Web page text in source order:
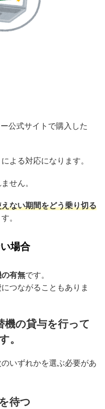
公式サイトで購入した
よる対応になります。
せん。
ない期間をどう乗り切る
。
場合
有無です。
つながることもありま
機の貸与を行って
。
いずれかを選ぶ必要があ
待つ